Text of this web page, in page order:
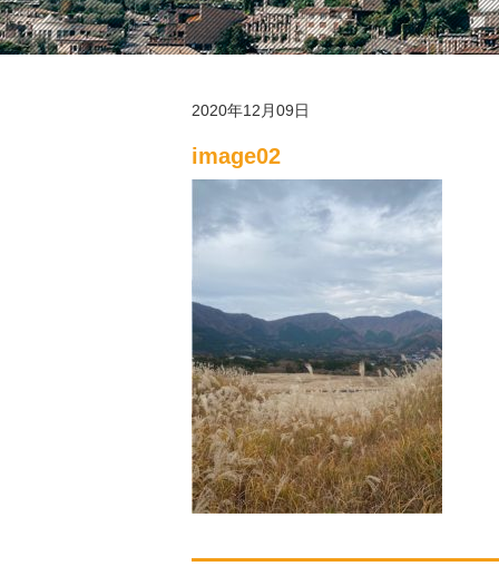
2020年12月09日
image02